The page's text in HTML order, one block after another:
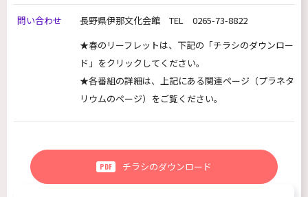
問い合わせ
長野県伊那文化会館 TEL 0265-73-8822
★春のリーフレットは、下記の「チラシのダウンロー
ド」をクリックしてください。
★各番組の詳細は、上記にある関連ページ（プラネタ
リウムのページ）をご覧ください。
PDF チラシのダウンロード